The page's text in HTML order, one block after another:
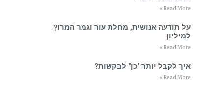
Read More »
על תודעה אנושית, מחלת עור וגמר המרוץ
למיליון
Read More »
איך לקבל יותר "כן" לבקשות?
Read More »